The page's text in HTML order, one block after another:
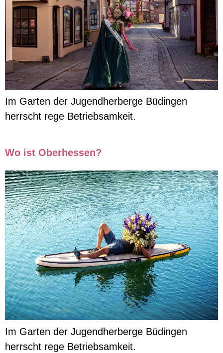
Im Garten der Jugendherberge Büdingen
herrscht rege Betriebsamkeit.
Wo ist Oberhessen?
Im Garten der Jugendherberge Büdingen
herrscht rege Betriebsamkeit.